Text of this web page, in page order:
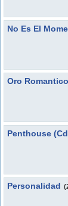
No Es El
Oro Romantico
Penthouse
Personalidad